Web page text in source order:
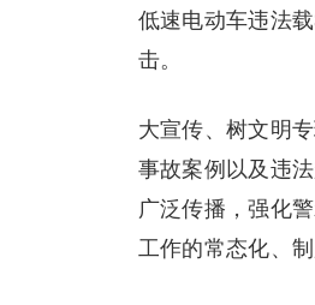
低速电动车违法
击。
大宣传、树文明
事故案例以及违
广泛传播，强化
工作的常态化、制